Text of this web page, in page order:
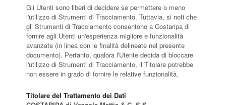
Gli Utenti sono liberi di decidere se permettere o meno
l'utilizzo di Strumenti di Tracciamento. Tuttavia, si noti che
gli Strumenti di Tracciamento consentono a Costaripa di
fornire agli Utenti un'esperienza migliore e funzionalità
avanzate (in linea con le finalità delineate nel presente
documento). Pertanto, qualora l'Utente decida di bloccare
l'utilizzo di Strumenti di Tracciamento, il Titolare potrebbe
non essere in grado di fornire le relative funzionalità.
Titolare del Trattamento dei Dati